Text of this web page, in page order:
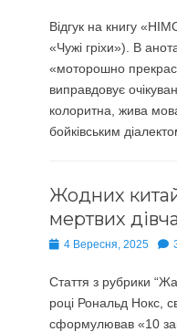
Відгук на книгу
«Чужі гріхи»). В
«моторошно
виправдовує
колоритна, жива
бойківським
Жодних
мертвих
Опубліковано
4 Вересня, 2025
Стаття з рубрики
році Рональд Нокс,
сформулював «10